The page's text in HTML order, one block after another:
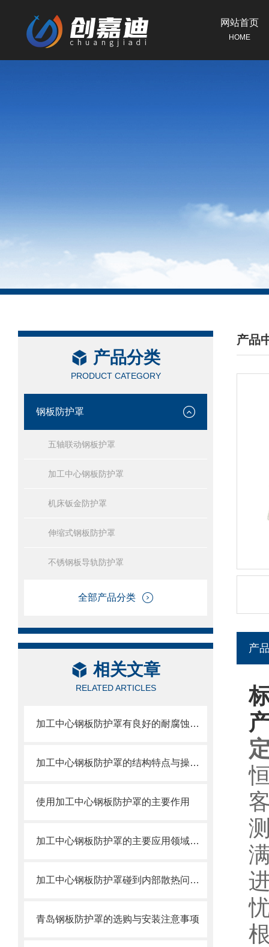
网站首页
HOME
产品分类
PRODUCT CATEGORY
钢板防护罩
五轴联动钢板护罩
加工中心钢板防护罩
机床钣金防护罩
伸缩式钢板防护罩
不锈钢板导轨防护罩
全部产品分类
相关文章
RELATED ARTICLES
加工中心钢板防护罩有良好的耐腐蚀性，能在各种环境下长时间使用
加工中心钢板防护罩的结构特点与操作维护方式
使用加工中心钢板防护罩的主要作用
加工中心钢板防护罩的主要应用领域和产品的主要特性
加工中心钢板防护罩碰到内部散热问题改怎么办？这篇文章告诉你
青岛钢板防护罩的选购与安装注意事项
产品
/
产